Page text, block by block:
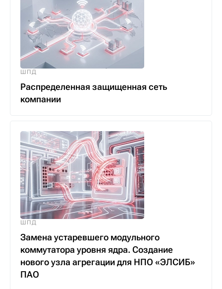
ШПД
Распределенная защищенная сеть
компании
ШПД
Замена устаревшего модульного
коммутатора уровня ядра. Создание
нового узла агрегации для НПО «ЭЛСИБ»
ПАО